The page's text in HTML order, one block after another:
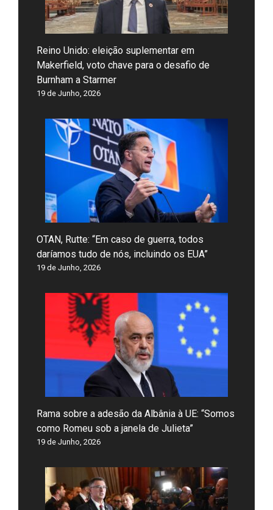
Reino Unido: eleição suplementar em
Makerfield, voto chave para o desafio de
Burnham a Starmer
19 de Junho, 2026
OTAN, Rutte: “Em caso de guerra, todos
daríamos tudo de nós, incluindo os EUA”
19 de Junho, 2026
Rama sobre a adesão da Albânia à UE: “Somos
como Romeu sob a janela de Julieta”
19 de Junho, 2026